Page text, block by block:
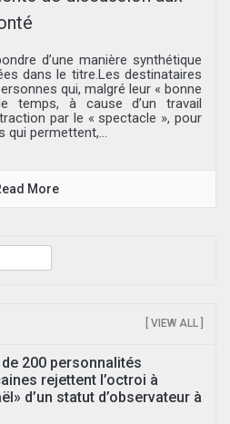
d’une manière synthétique
dans le titre.Les destinataires
qui, malgré leur « bonne
temps, à cause d’un travail
par le « spectacle », pour
qui permettent,...
More
[ VIEW ALL ]
200 personnalités
rejettent l’octroi à
d’un statut d’observateur à